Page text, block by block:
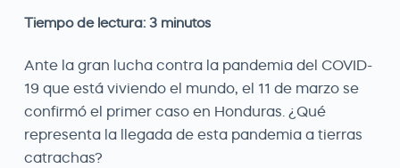
Tiempo de lectura: 3 minutos
Ante la gran lucha contra la pandemia del COVID-
19 que está viviendo el mundo, el 11 de marzo se
confirmó el primer caso en Honduras. ¿Qué
representa la llegada de esta pandemia a tierras
catrachas?